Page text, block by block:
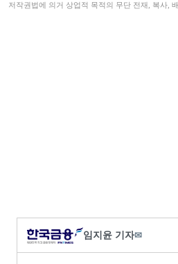
저작권법에 의거 상업적 목적의 무단 전재, 복사,
임지윤 기자✉